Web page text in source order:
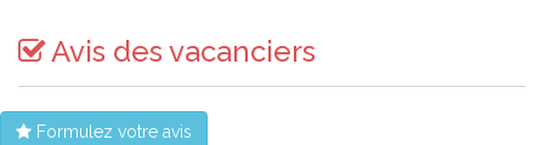
Avis des vacanciers
Formulez votre avis